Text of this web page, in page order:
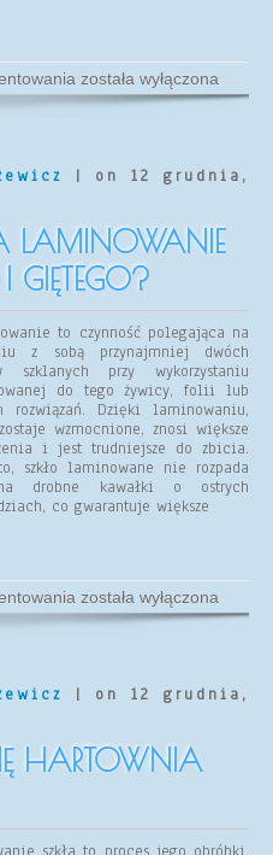
Obróbka
CNC
została wyłączona
| on 12 grudnia,
LAMINOWANIE
GIĘTEGO?
to czynność polegająca na
z sobą przynajmniej dwóch
szklanych przy wykorzystaniu
do tego żywicy, folii lub
rozwiązań. Dzięki laminowaniu,
wzmocnione, znosi większe
i jest trudniejsze do zbicia.
szkło laminowane nie rozpada
drobne kawałki o ostrych
co gwarantuje większe
Na
czym
płaskiego
została wyłączona
| on 12 grudnia,
HARTOWNIA